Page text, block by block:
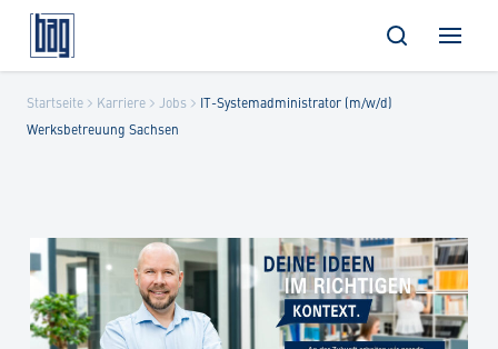
content
Startseite Karriere Jobs
IT-Systemadministrator (m/w/d)
Werksbetreuung Sachsen